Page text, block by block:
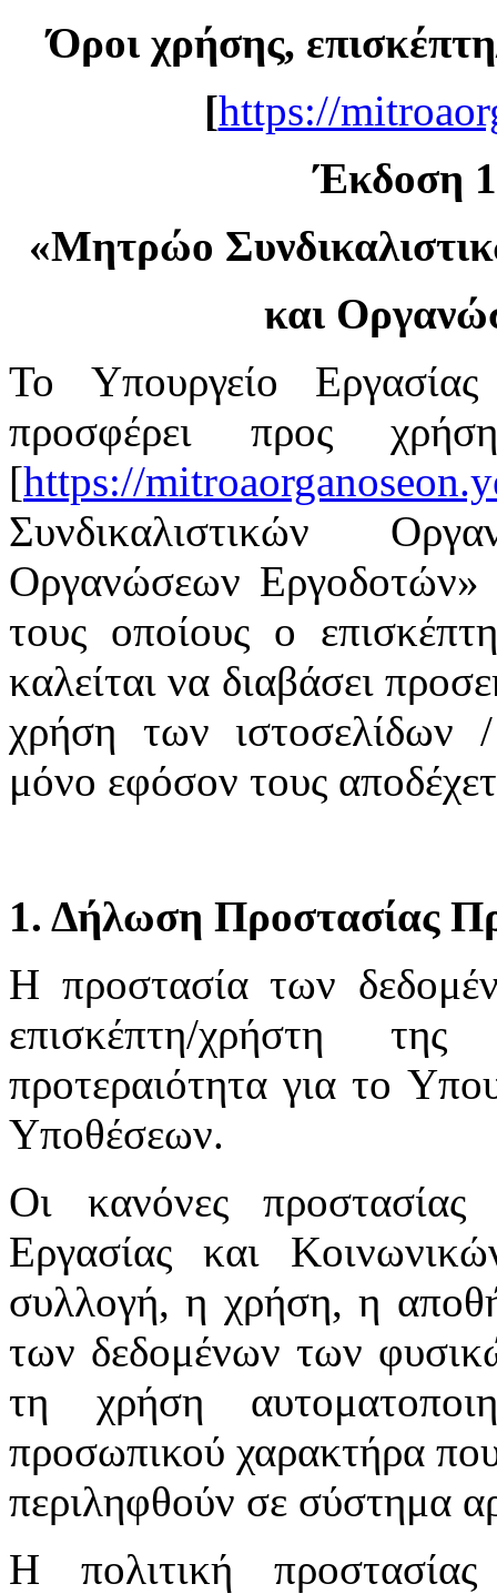
Όροι χρήσης,
[https://
Έκδοση
«Μητρώο
και
Το Υπουργείο
προσφέρει προς
[https://
Συνδικαλιστικών
Οργανώσεων Εργοδοτών»
τους οποίους ο
καλείται να διαβάσει
χρήση των ιστοσελίδων
μόνο εφόσον τους
1. Δήλωση Προστασίας
H προστασία των
επισκέπτη/χρήστη
προτεραιότητα για το
Υποθέσεων.
Οι κανόνες
Εργασίας και
συλλογή, η χρήση, η
των δεδομένων των
τη χρήση
προσωπικού χαρακτήρα
περιληφθούν σε σύστημα
Η πολιτική